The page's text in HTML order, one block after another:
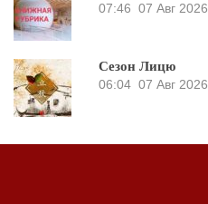
07:46 07 Авг 2026
Сезон Лицю
06:04 07 Авг 2026